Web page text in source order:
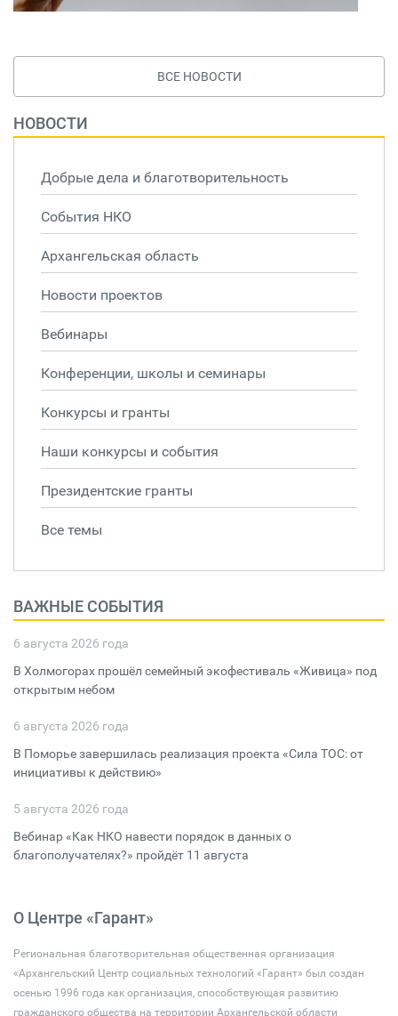
ВСЕ НОВОСТИ
НОВОСТИ
Добрые дела и благотворительность
События НКО
Архангельская область
Новости проектов
Вебинары
Конференции, школы и семинары
Конкурсы и гранты
Наши конкурсы и события
Президентские гранты
Все темы
ВАЖНЫЕ СОБЫТИЯ
6 августа 2026 года
В Холмогорах прошёл семейный экофестиваль «Живица» под
открытым небом
6 августа 2026 года
В Поморье завершилась реализация проекта «Сила ТОС: от
инициативы к действию»
5 августа 2026 года
Вебинар «Как НКО навести порядок в данных о
благополучателях?» пройдёт 11 августа
О Центре «Гарант»
Региональная благотворительная общественная организация
«Архангельский Центр социальных технологий «Гарант» был создан
осенью 1996 года как организация, способствующая развитию
гражданского общества на территории Архангельской области